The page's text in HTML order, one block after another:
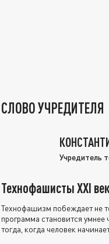
СЛОВО УЧРЕДИТЕЛЯ
Учредитель
Технофашисты XXI
Технофашизм побеждает не
программа становится
тогда, когда человек